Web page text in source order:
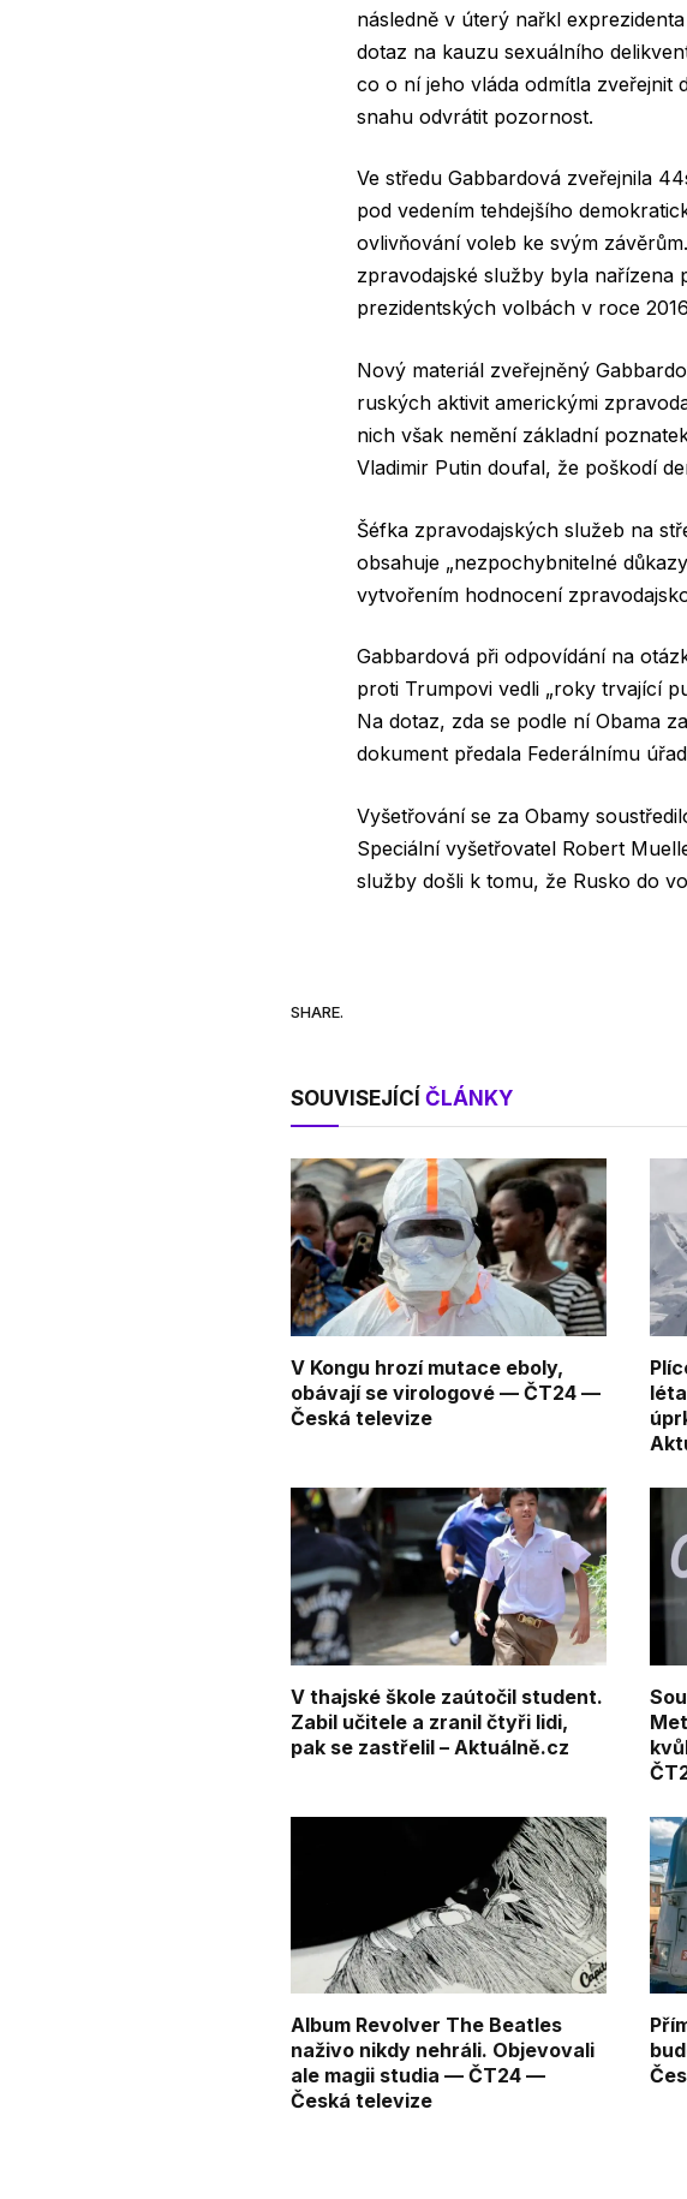
následně v úterý nařkl
dotaz na kauzu sexuálního
co o ní jeho vláda odmítla zveřejnit
snahu odvrátit pozornost.
Ve středu Gabbardová zveřejnila
pod vedením tehdejšího
ovlivňování voleb ke svým
zpravodajské služby byla nařízena
prezidentských volbách v roce
Nový materiál zveřejněný
ruských aktivit americkými
nich však nemění základní
Vladimir Putin doufal, že poškodí
Šéfka zpravodajských služeb na
obsahuje „nezpochybnitelné
vytvořením hodnocení
Gabbardová při odpovídání na
proti Trumpovi vedli „roky trvající
Na dotaz, zda se podle ní Obama
dokument předala Federálnímu
Vyšetřování se za Obamy
Speciální vyšetřovatel Robert
služby došli k tomu, že Rusko do
SHARE.
SOUVISEJÍCÍČLÁNKY
V Kongu hrozí mutace eboly,
obávají se virologové — ČT24 —
Česká televize
V thajské škole zaútočil student.
Zabil učitele a zranil čtyři lidi,
pak se zastřelil – Aktuálně.cz
Album Revolver The Beatles
naživo nikdy nehráli. Objevovali
ale magii studia — ČT24 —
Česká televize